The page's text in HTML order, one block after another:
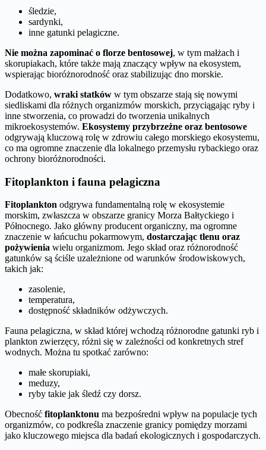
śledzie,
sardynki,
inne gatunki pelagiczne.
Nie można zapominać o florze bentosowej, w tym małżach i
skorupiakach, które także mają znaczący wpływ na ekosystem,
wspierając bioróżnorodność oraz stabilizując dno morskie.
Dodatkowo, wraki statków w tym obszarze stają się nowymi
siedliskami dla różnych organizmów morskich, przyciągając ryby i
inne stworzenia, co prowadzi do tworzenia unikalnych
mikroekosystemów. Ekosystemy przybrzeżne oraz bentosowe
odgrywają kluczową rolę w zdrowiu całego morskiego ekosystemu,
co ma ogromne znaczenie dla lokalnego przemysłu rybackiego oraz
ochrony bioróżnorodności.
Fitoplankton i fauna pelagiczna
Fitoplankton odgrywa fundamentalną rolę w ekosystemie
morskim, zwłaszcza w obszarze granicy Morza Bałtyckiego i
Północnego. Jako główny producent organiczny, ma ogromne
znaczenie w łańcuchu pokarmowym, dostarczając tlenu oraz
pożywienia wielu organizmom. Jego skład oraz różnorodność
gatunków są ściśle uzależnione od warunków środowiskowych,
takich jak:
zasolenie,
temperatura,
dostępność składników odżywczych.
Fauna pelagiczna, w skład której wchodzą różnorodne gatunki ryb i
plankton zwierzęcy, różni się w zależności od konkretnych stref
wodnych. Można tu spotkać zarówno:
małe skorupiaki,
meduzy,
ryby takie jak śledź czy dorsz.
Obecność fitoplanktonu ma bezpośredni wpływ na populacje tych
organizmów, co podkreśla znaczenie granicy pomiędzy morzami
jako kluczowego miejsca dla badań ekologicznych i gospodarczych.